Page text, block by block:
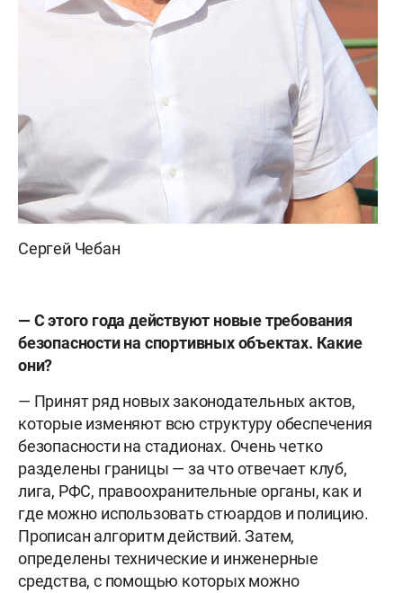
Сергей Чебан
— С этого года действуют новые требования
безопасности на спортивных объектах. Какие
они?
— Принят ряд новых законодательных актов,
которые изменяют всю структуру обеспечения
безопасности на стадионах. Очень четко
разделены границы — за что отвечает клуб,
лига, РФС, правоохранительные органы, как и
где можно использовать стюардов и полицию.
Прописан алгоритм действий. Затем,
определены технические и инженерные
средства, с помощью которых можно